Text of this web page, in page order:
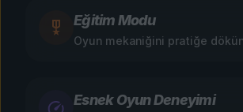
Eğitim Modu
Oyun mekaniğini pratiğe
Esnek Oyun Deneyimi